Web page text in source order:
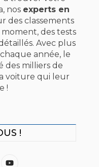
nos experts en
des classements
des tests
Avec plus
année, le
des milliers de
voiture qui leur
!
!